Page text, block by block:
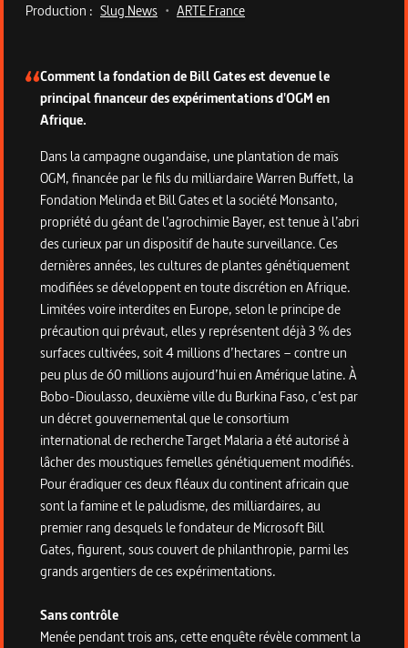
Production : Slug News • ARTE France
Comment la fondation de Bill Gates est devenue le
principal financeur des expérimentations d'OGM en
Afrique.
Dans la campagne ougandaise, une plantation de maïs
OGM, financée par le fils du milliardaire Warren Buffett, la
Fondation Melinda et Bill Gates et la société Monsanto,
propriété du géant de l’agrochimie Bayer, est tenue à l’abri
des curieux par un dispositif de haute surveillance. Ces
dernières années, les cultures de plantes génétiquement
modifiées se développent en toute discrétion en Afrique.
Limitées voire interdites en Europe, selon le principe de
précaution qui prévaut, elles y représentent déjà 3 % des
surfaces cultivées, soit 4 millions d’hectares – contre un
peu plus de 60 millions aujourd’hui en Amérique latine. À
Bobo-Dioulasso, deuxième ville du Burkina Faso, c’est par
un décret gouvernemental que le consortium
international de recherche Target Malaria a été autorisé à
lâcher des moustiques femelles génétiquement modifiés.
Pour éradiquer ces deux fléaux du continent africain que
sont la famine et le paludisme, des milliardaires, au
premier rang desquels le fondateur de Microsoft Bill
Gates, figurent, sous couvert de philanthropie, parmi les
grands argentiers de ces expérimentations.
Sans contrôle
Menée pendant trois ans, cette enquête révèle comment la